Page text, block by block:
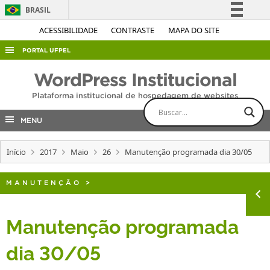
ACESSIBILIDADE CONTRASTE MAPA DO SITE
BRASIL
Simplifique!
Acesso à informação
Legislação
PORTAL UFPEL
AUDITORIA
COBALTO
CONCURSOS
EDITAIS
INTERNACIONAL
OUVIDORIA
TELEFONES
WordPress Institucional
Plataforma institucional de hospedagem de websites
MENU
Início 2017 Maio 26 Manutenção programada dia 30/05
MANUTENÇÃO >
Manutenção programada
dia 30/05